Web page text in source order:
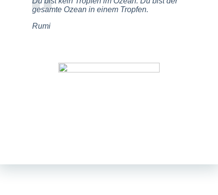
gesamte Ozean in einem Tropfen.
Rumi